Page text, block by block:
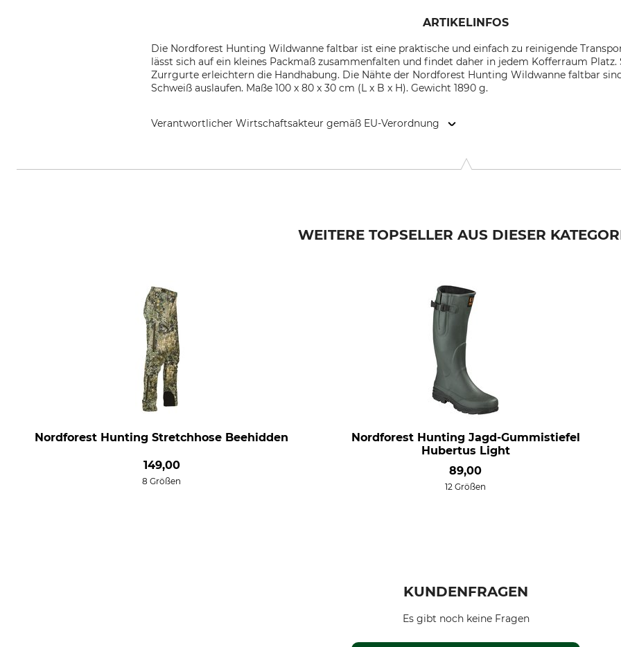
ARTIKELINFOS
Die Nordforest Hunting Wildwanne faltbar ist eine praktische und einfach zu reinigende
lässt sich auf ein kleines Packmaß zusammenfalten und findet daher in jedem Kofferraum
Zurrgurte erleichtern die Handhabung. Die Nähte der Nordforest Hunting Wildwanne faltbar
Schweiß auslaufen. Maße 100 x 80 x 30 cm (L x B x H). Gewicht 1890 g.
Verantwortlicher Wirtschaftsakteur gemäß EU-Verordnung
WEITERE TOPSELLER AUS DIESER
Nordforest Hunting Stretchhose Beehidden
149,00
8 Größen
Nordforest Hunting Jagd-Gummistiefel
Hubertus Light
89,00
12 Größen
KUNDENFRAGEN
Es gibt noch keine Fragen